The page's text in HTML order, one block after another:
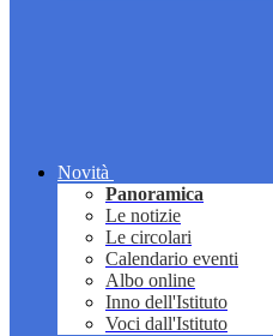
Novità
Panoramica
Le notizie
Le circolari
Calendario eventi
Albo online
Inno dell'Istituto
Voci dall'Istituto